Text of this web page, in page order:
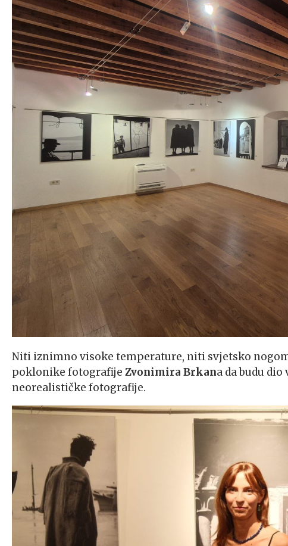
Niti iznimno visoke temperature, niti svjetsko
poklonike fotografije Zvonimira Brkana da budu
neorealističke fotografije.